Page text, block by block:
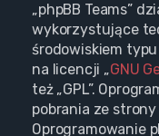
„phpBB Teams”
wykorzystujące
środowiskiem
na licencji „GNU
też „GPL”.
pobrania ze strony
Oprogramowanie